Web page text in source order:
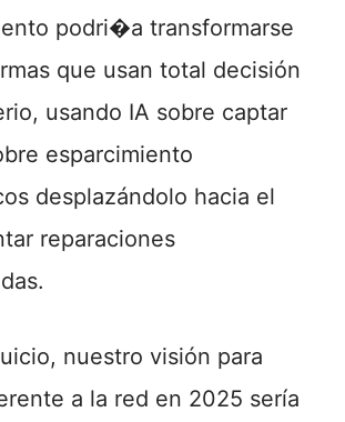
podri�a transformarse
que usan total decisión
usando IA sobre captar
esparcimiento
desplazándolo hacia el
reparaciones
nuestro visión para
a la red en 2025 serí­a